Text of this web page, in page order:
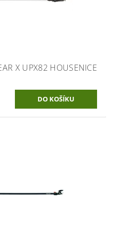
X UPX82 HOUSENICE